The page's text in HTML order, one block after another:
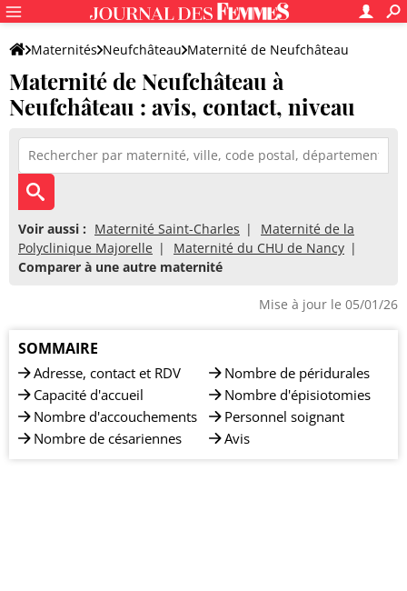
Maternités Neufchâteau Maternité de Neufchâteau
Maternité de Neufchâteau à
Neufchâteau : avis, contact, niveau
Voir aussi : Maternité Saint-Charles
Maternité de la
Polyclinique Majorelle
Maternité du CHU de Nancy
Comparer à une autre maternité
Mise à jour le 05/01/26
SOMMAIRE
Adresse, contact et RDV
Capacité d'accueil
Nombre d'accouchements
Nombre de césariennes
Nombre de péridurales
Nombre d'épisiotomies
Personnel soignant
Avis